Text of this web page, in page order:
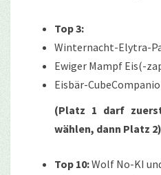
Top 3:
Winternacht-Elytra-
Ewiger Mampf Eis(-
Eisbär-
(Platz 1 darf
wählen, dann Platz 2)
Top 10:Wolf No-KI